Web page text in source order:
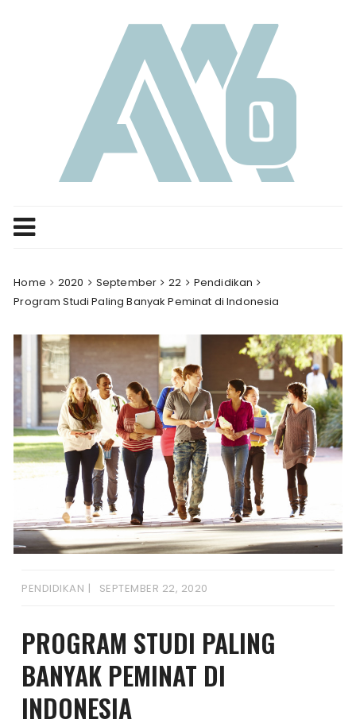
Home 2020 September 22
Pendidikan
Program Studi Paling Banyak Peminat di Indonesia
PENDIDIKAN SEPTEMBER 22, 2020
PROGRAM STUDI PALING
BANYAK PEMINAT DI
INDONESIA